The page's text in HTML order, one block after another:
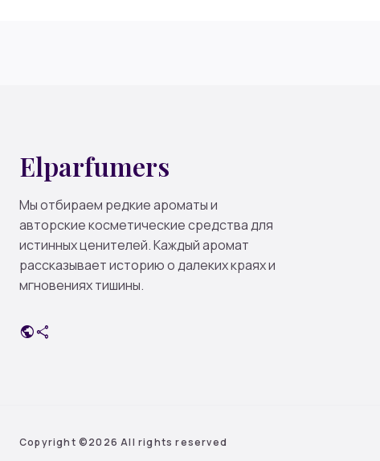
Elparfumers
Мы отбираем редкие ароматы и
авторские косметические средства для
истинных ценителей. Каждый аромат
рассказывает историю о далеких краях и
мгновениях тишины.
publicshare
Copyright ©2026 All rights reserved